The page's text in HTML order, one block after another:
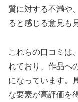
質に対する不満や
ると感じる意見も
これらの口コミは
れており、作品へ
になっています。
な要素が高評価を